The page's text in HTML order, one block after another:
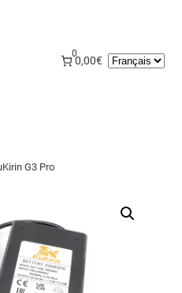
0
0,00€
Choisir
G3 Pro